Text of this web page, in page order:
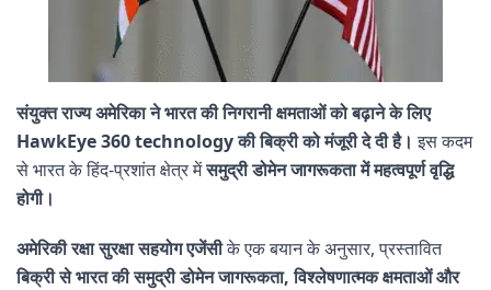
संयुक्त राज्य अमेरिका ने भारत की निगरानी क्षमताओं को बढ़ाने के लिए
HawkEye 360 ​​technology की बिक्री को मंजूरी दे दी है। इस कदम
से भारत के हिंद-प्रशांत क्षेत्र मेंसमुद्री डोमेन जागरूकता में महत्वपूर्ण वृद्धि
होगी।
अमेरिकी रक्षा सुरक्षा सहयोग एजेंसीके एक बयान के अनुसार, प्रस्तावित
बिक्री से भारत की समुद्री डोमेन जागरूकता, विश्लेषणात्मक क्षमताओं और